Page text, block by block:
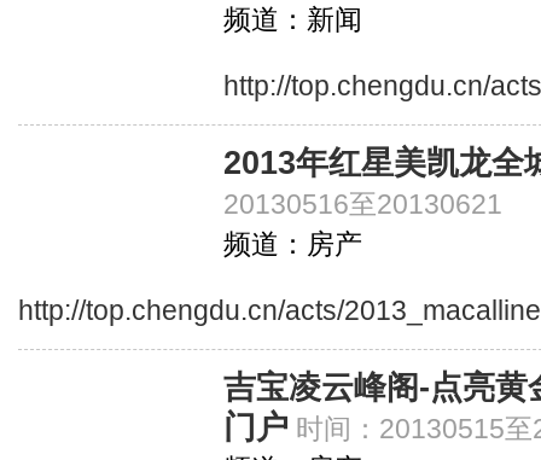
频道：新闻
http://top.chengdu.cn/
2013年红星美凯龙全
20130516至20130621
频道：房产
http://top.chengdu.cn/acts/
吉宝凌云峰阁-点亮
门户 时间：20130515